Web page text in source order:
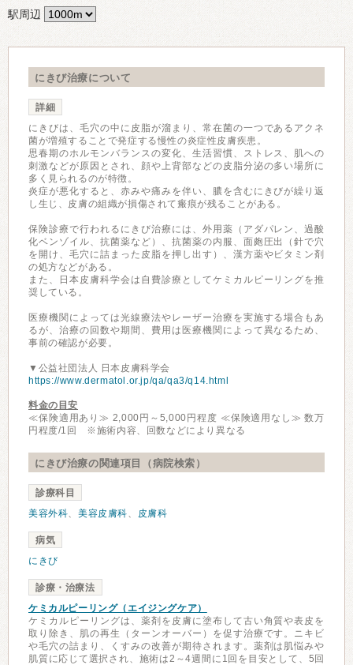
駅周辺
にきび治療について
詳細
にきびは、毛穴の中に皮脂が溜まり、常在菌の一つであるアクネ
菌が増殖することで発症する慢性の炎症性皮膚疾患。
思春期のホルモンバランスの変化、生活習慣、ストレス、肌への
刺激などが原因とされ、顔や上背部などの皮脂分泌の多い場所に
多く見られるのが特徴。
炎症が悪化すると、赤みや痛みを伴い、膿を含むにきびが繰り返
し生じ、皮膚の組織が損傷されて瘢痕が残ることがある。
保険診療で行われるにきび治療には、外用薬（アダパレン、過酸
化ベンゾイル、抗菌薬など）、抗菌薬の内服、面皰圧出（針で穴
を開け、毛穴に詰まった皮脂を押し出す）、漢方薬やビタミン剤
の処方などがある。
また、日本皮膚科学会は自費診療としてケミカルピーリングを推
奨している。
医療機関によっては光線療法やレーザー治療を実施する場合もあ
るが、治療の回数や期間、費用は医療機関によって異なるため、
事前の確認が必要。
▼公益社団法人 日本皮膚科学会
https://www.dermatol.or.jp/qa/qa3/q14.html
料金の目安
≪保険適用あり≫ 2,000円～5,000円程度 ≪保険適用なし≫ 数万
円程度/1回 ※施術内容、回数などにより異なる
にきび治療の関連項目（病院検索）
診療科目
美容外科、美容皮膚科、 皮膚科
病気
にきび
診療・治療法
ケミカルピーリング（エイジングケア）
ケミカルピーリングは、薬剤を皮膚に塗布して古い角質や表皮を
取り除き、肌の再生（ターンオーバー）を促す治療です。ニキビ
や毛穴の詰まり、くすみの改善が期待されます。薬剤は肌悩みや
肌質に応じて選択され、施術は2～4週間に1回を目安として、5回